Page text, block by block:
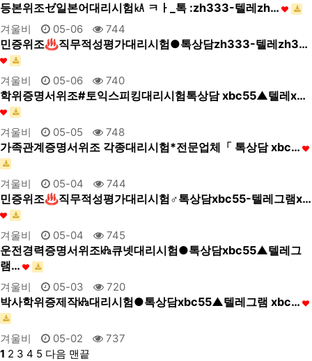
등본위조ゼ일본어대리시험㎄ ㅋㅏ_톡 :zh333-텔레zh…
겨울비 05-06 744
민증위조♨직무적성평가대리시험●톡상담zh333-텔레zh3…
겨울비 05-06 740
학위증명서위조#토익스피킹대리시험톡상담 xbc55▲텔레x…
겨울비 05-05 748
가족관계증명서위조 각종대리시험*전문업체「 톡상담 xbc…
겨울비 05-04 744
민증위조♨직무적성평가대리시험♂톡상담xbc55-텔레그램x…
겨울비 05-04 745
운전경력증명서위조㎪큐넷대리시험●톡상담xbc55▲텔레그
램…
겨울비 05-03 720
박사학위증제작㎪대리시험●톡상담xbc55▲텔레그램 xbc…
겨울비 05-02
737
1 2 3 4 5 다음 맨끝